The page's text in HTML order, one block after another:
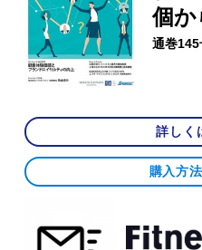
個か
通巻
詳しく
購入方